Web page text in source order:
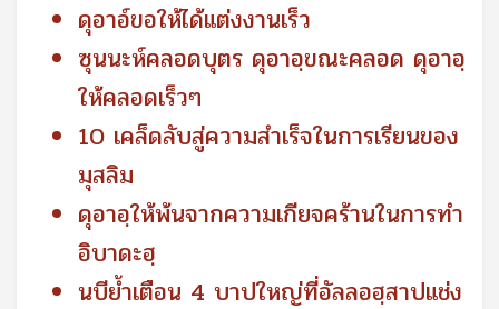
ดุอาอ์ขอให้ได้แต่งงานเร็ว
ซุนนะห์คลอดบุตร ดุอาอฺขณะคลอด ดุอาอฺ
ให้คลอดเร็วๆ
10 เคล็ดลับสู่ความสำเร็จในการเรียนของ
มุสลิม
ดุอาอฺให้พ้นจากความเกียจคร้านในการทำ
อิบาดะฮฺ
นบีย้ำเตือน 4 บาปใหญ่ที่อัลลอฮฺสาปแช่ง